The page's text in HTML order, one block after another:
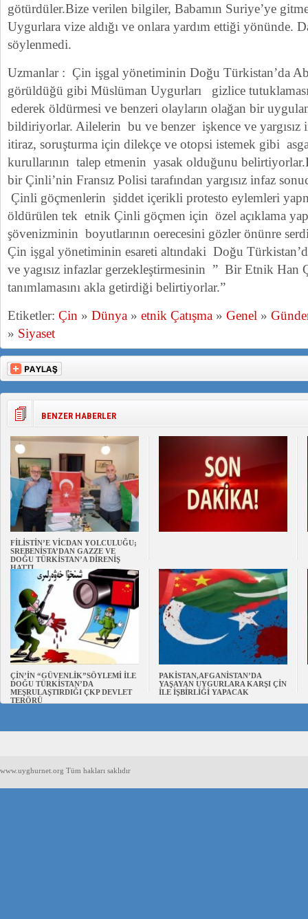
götürdüler.Bize verilen bilgiler, Babamın Suriye’ye
Uygurlara vize aldığı ve onlara yardım ettiği yönünde.
söylenmedi.
Uzmanlar : Çin işgal yönetiminin Doğu Türkistan’da
görüldüğü gibi Müslüman Uygurları gizlice tutuklaması
ederek öldürmesi ve benzeri olayların olağan bir
bildiriyorlar. Ailelerin bu ve benzer işkence ve yargısız
itiraz, soruşturma için dilekçe ve otopsi istemek gibi
kurullarının talep etmenin yasak olduğunu
bir Çinli’nin Fransız Polisi tarafından yargısız infaz
Çinli göçmenlerin şiddet içerikli protesto eylemleri
öldürülen tek etnik Çinli göçmen için özel açıklama
şövenizminin boyutlarının oerecesini gözler önünre
Çin işgal yönetiminin esareti altındaki Doğu
ve yagısız infazlar gerzekleştirmesinin ” Bir Etnik Han
tanımlamasını akla getirdiği belirtiyorlar.”
Etiketler: Çin » Dünya » etnik Çatışma » Genel »
» Siyaset
BENZER HABERLER
FİLİSTİN’E VİCDAN YOLCULUĞU;
SREBENİSTA’DAN GAZZE VE
DOĞU TÜRKİSTAN’A DİRENİŞ
HATTI
ÇİN’İN “GÜVENLİK”SÖYLEMİ İLE
DOĞU TÜRKİSTAN’DA
MEŞRULAŞTIRDIĞI ÇKP DEVLET
TERÖRÜ
PAKİSTAN,AFGANİSTAN’DA
YAŞAYAN UYGURLARA KARŞI ÇİN
İLE İŞBİRLİĞİ YAPACAK
www.uyghurnet.org Tüm hakları saklıdır